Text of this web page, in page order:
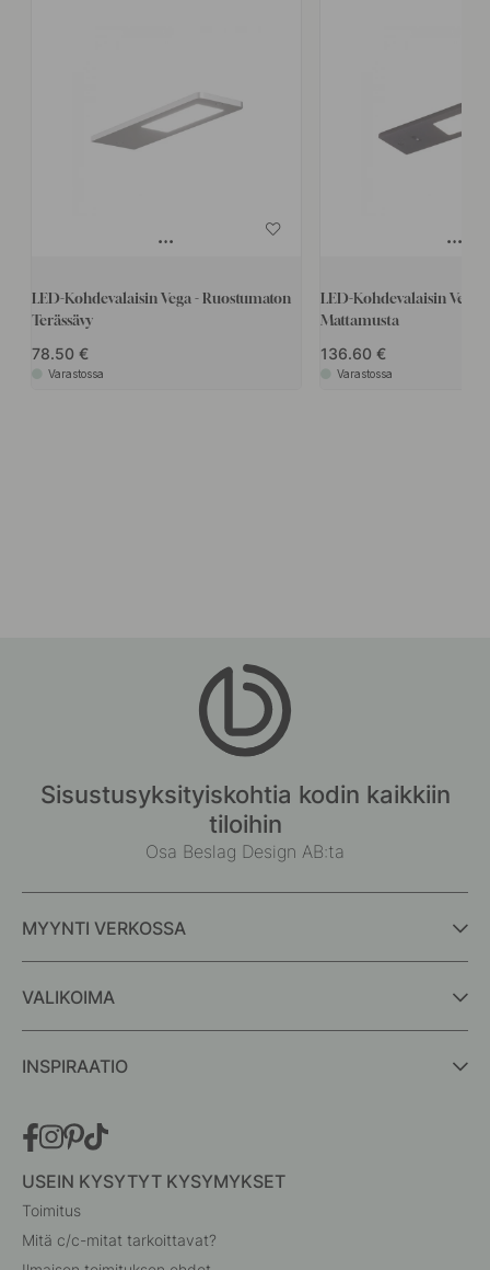
LED-Kohdevalaisin Vega - Ruostumaton
Terässävy
78.50
Varastossa
LED-Kohdevalaisin Vega
Mattamusta
136.60
Varastossa
Sisustusyksityiskohtia kodin kaikkiin
tiloihin
Osa Beslag Design AB:ta
MYYNTI VERKOSSA
VALIKOIMA
INSPIRAATIO
USEIN KYSYTYT KYSYMYKSET
Toimitus
Mitä c/c-mitat tarkoittavat?